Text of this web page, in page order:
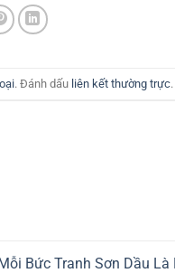
. Đánh dấu liên kết thường trực.
Bức Tranh Sơn Dầu